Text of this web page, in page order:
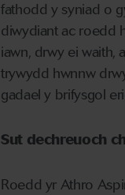
fathodd y syniad o g
diwydiant ac roedd
iawn, drwy ei waith,
trywydd hwnnw
gadael y brifysgol
Sut dechreuoch
Roedd yr Athro